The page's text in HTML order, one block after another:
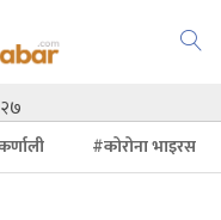
#कोरोना भाइरस